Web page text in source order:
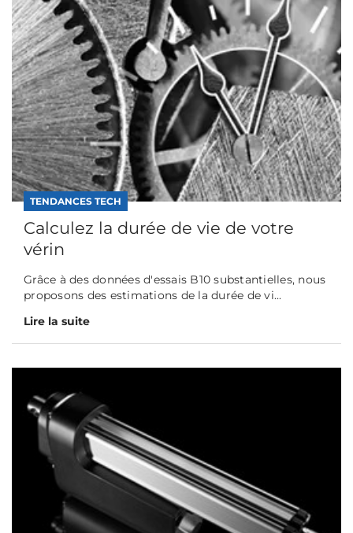
TENDANCES TECH
Calculez la durée de vie de votre
vérin
Grâce à des données d'essais B10 substantielles, nous
proposons des estimations de la durée de vi...
Lire la suite